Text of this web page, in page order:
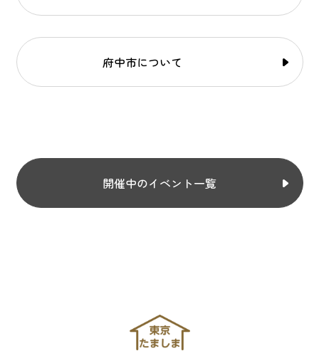
府中市について
開催中のイベント一覧